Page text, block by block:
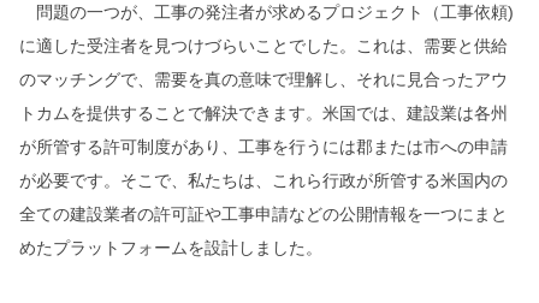
問題の一つが、工事の発注者が求めるプロジェクト（工事依頼)
に適した受注者を見つけづらいことでした。これは、需要と供給
のマッチングで、需要を真の意味で理解し、それに見合ったアウ
トカムを提供することで解決できます。米国では、建設業は各州
が所管する許可制度があり、工事を行うには郡または市への申請
が必要です。そこで、私たちは、これら行政が所管する米国内の
全ての建設業者の許可証や工事申請などの公開情報を一つにまと
めたプラットフォームを設計しました。